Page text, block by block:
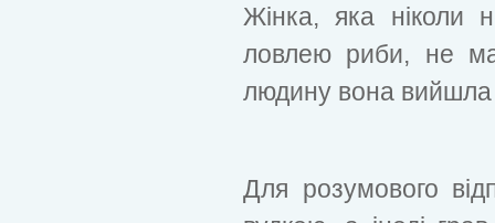
Жінка, яка ніколи
ловлею риби, не
людину вона вийшла
Для розумового